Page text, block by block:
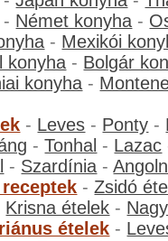
- Német konyha -
- Mexikói
konyha - Bolgár
konyha -
- Leves - Ponty -
-Tonhal - Lazac
- Szardínia -
-Zsidó
Krisna ételek -
ételek -